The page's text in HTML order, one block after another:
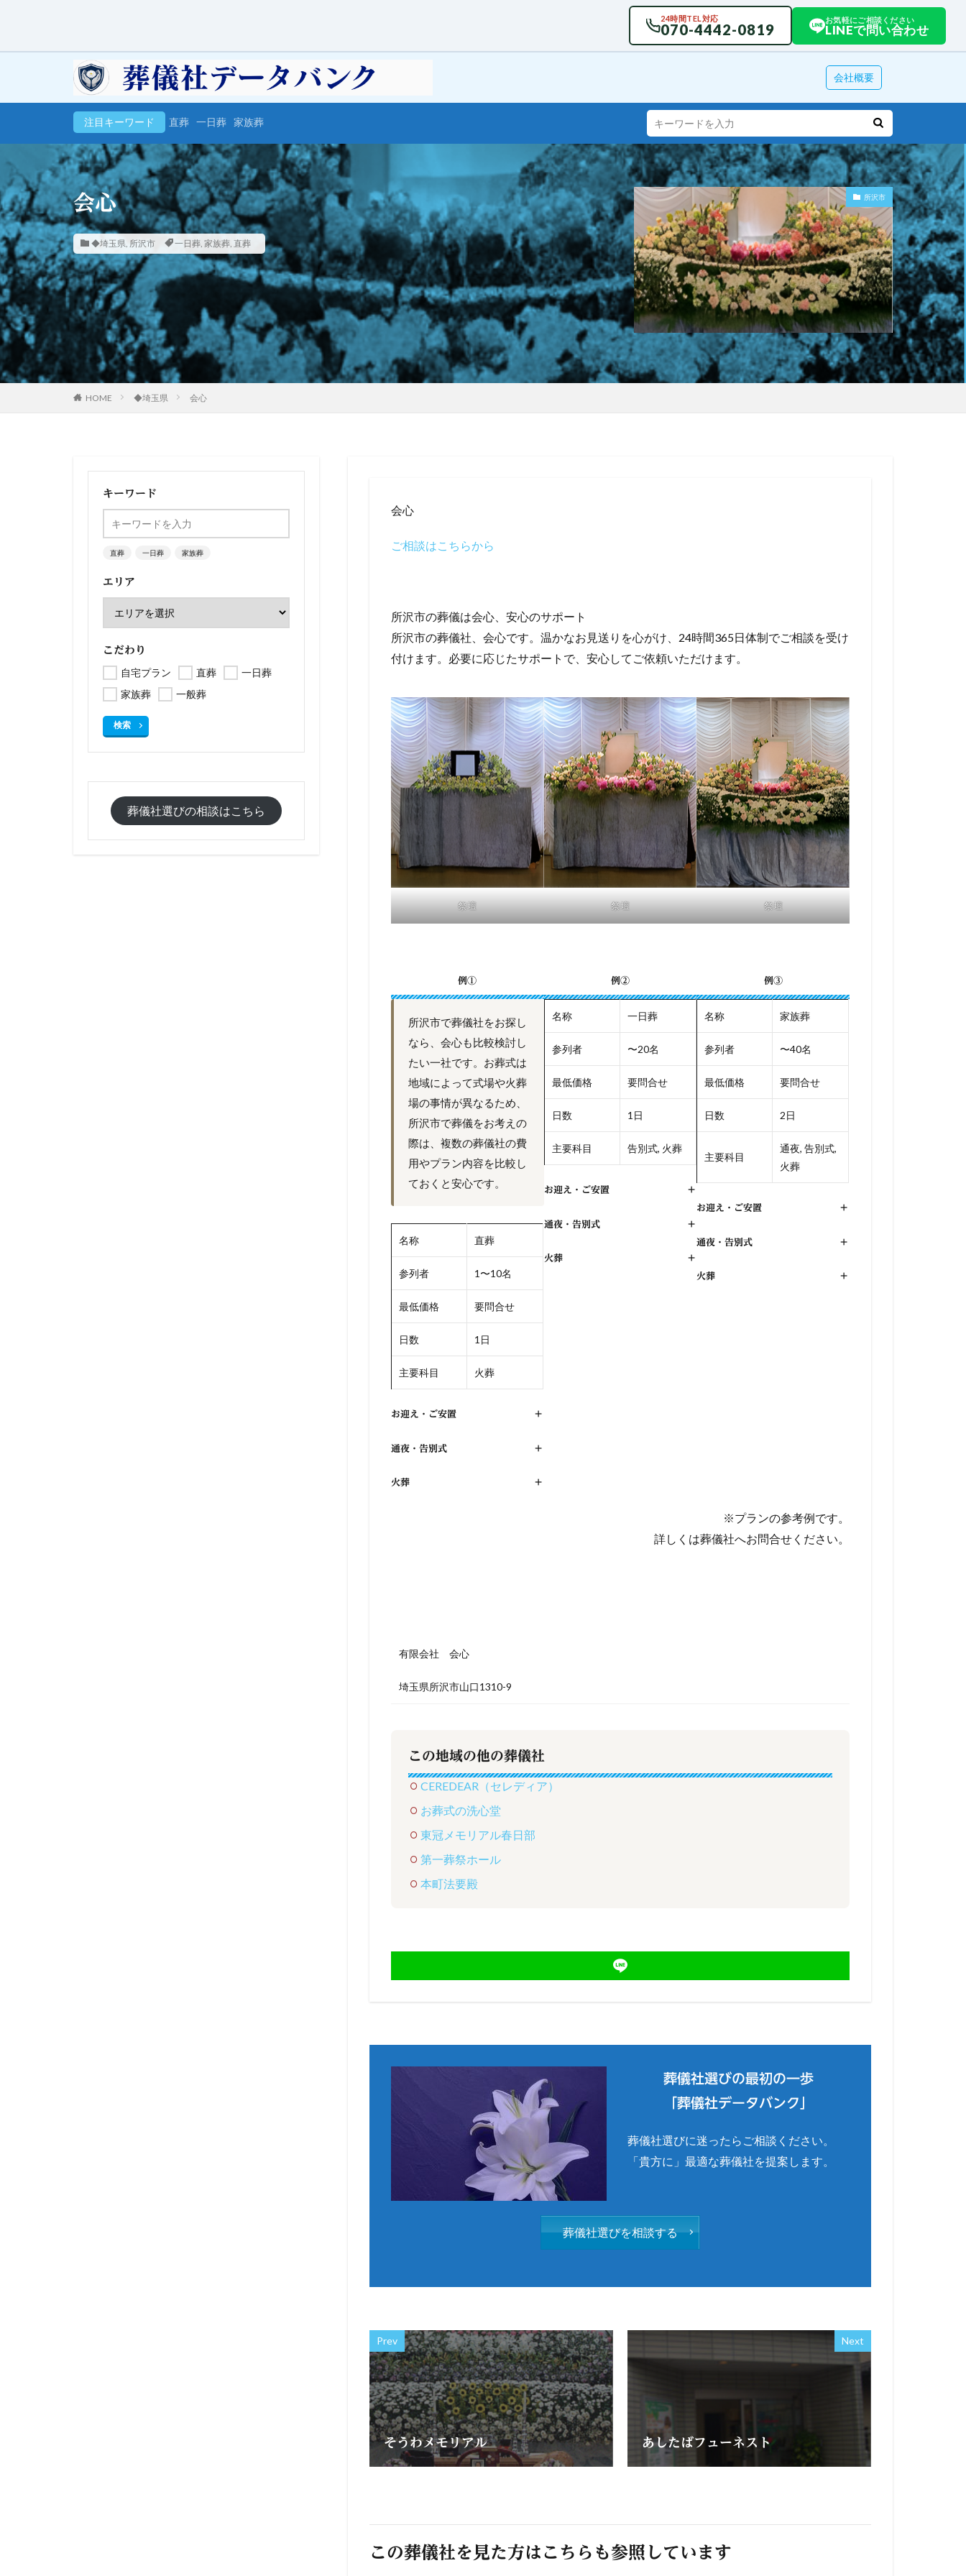
24時間TEL対応
070-4442-0819
お気軽にご相談ください
LINEで問い合わせ
会社概要
注目キーワード 直葬 一日葬 家族葬
会心
◆埼玉県, 所沢市 一日葬, 家族葬, 直葬
所沢市
HOME ◆埼玉県 会心
会心
ご相談はこちらから
所沢市の葬儀は会心、安心のサポート
所沢市の葬儀社、会心です。温かなお見送りを心がけ、24時間365日体制でご相談を受け
付けます。必要に応じたサポートで、安心してご依頼いただけます。
祭壇 祭壇 祭壇
例①
所沢市で葬儀社をお探し
なら、会心も比較検討し
たい一社です。お葬式は
地域によって式場や火葬
場の事情が異なるため、
所沢市で葬儀をお考えの
際は、複数の葬儀社の費
用やプラン内容を比較し
ておくと安心です。
名称 直葬
参列者 1〜10名
最低価格 要問合せ
日数 1日
主要科目 火葬
お迎え・ご安置 +
通夜・告別式 +
火葬 +
例②
名称 一日葬
参列者 〜20名
最低価格 要問合せ
日数 1日
主要科目 告別式, 火葬
お迎え・ご安置 +
通夜・告別式 +
火葬 +
例③
名称 家族葬
参列者 〜40名
最低価格 要問合せ
日数 2日
主要科目
通夜, 告別式,
火葬
お迎え・ご安置 +
通夜・告別式 +
火葬 +
※プランの参考例です。
詳しくは葬儀社へお問合せください。
有限会社 会心
埼玉県所沢市山口1310-9
この地域の他の葬儀社
CEREDEAR（セレディア）
お葬式の洗心堂
東冠メモリアル春日部
第一葬祭ホール
本町法要殿
葬儀社選びの最初の一歩
「葬儀社データバンク」
葬儀社選びに迷ったらご相談ください。
「貴方に」最適な葬儀社を提案します。
葬儀社選びを相談する
Prev
そうわメモリアル
Next
あしたばフューネスト
この葬儀社を見た方はこちらも参照しています
キーワード
直葬 一日葬 家族葬
エリア
こだわり
自宅プラン 直葬
一日葬
家族葬
一般葬
検索
葬儀社選びの相談はこちら